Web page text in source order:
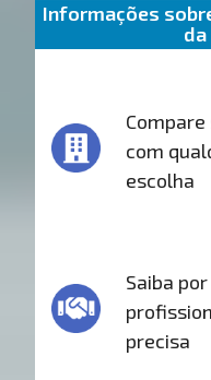
Informações
com
escolha
Saiba
precisa